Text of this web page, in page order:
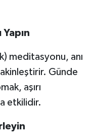
meditasyonu, anı
Günde
aşırı
etkilidir.